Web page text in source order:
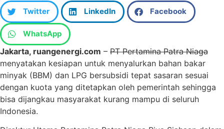
Twitter LinkedIn Facebook
WhatsApp
Jakarta, ruangenergi.com – PT Pertamina Patra Niaga
menyatakan kesiapan untuk menyalurkan bahan bakar
minyak (BBM) dan LPG bersubsidi tepat sasaran sesuai
dengan kuota yang ditetapkan oleh pemerintah sehingga
bisa dijangkau masyarakat kurang mampu di seluruh
Indonesia.